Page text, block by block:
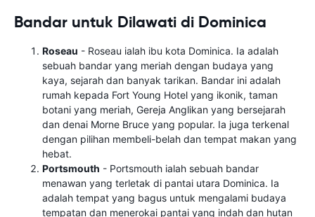
Bandar untuk Dilawati di Dominica
Roseau - Roseau ialah ibu kota Dominica. Ia adalah
sebuah bandar yang meriah dengan budaya yang
kaya, sejarah dan banyak tarikan. Bandar ini adalah
rumah kepada Fort Young Hotel yang ikonik, taman
botani yang meriah, Gereja Anglikan yang bersejarah
dan denai Morne Bruce yang popular. Ia juga terkenal
dengan pilihan membeli-belah dan tempat makan yang
hebat.
Portsmouth - Portsmouth ialah sebuah bandar
menawan yang terletak di pantai utara Dominica. Ia
adalah tempat yang bagus untuk mengalami budaya
tempatan dan menerokai pantai yang indah dan hutan